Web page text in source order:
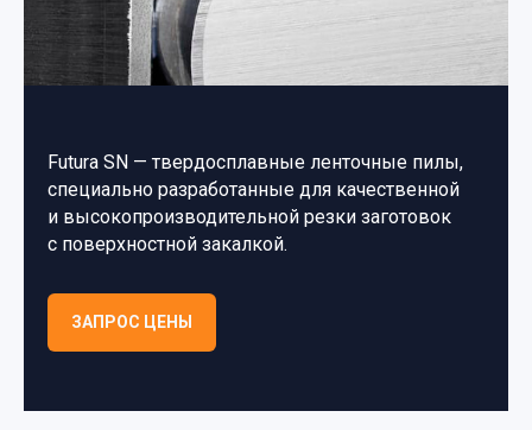
Futura SN — твердосплавные ленточные пилы,
специально разработанные для качественной
и высокопроизводительной резки заготовок
с поверхностной закалкой.
ЗАПРОС ЦЕНЫ